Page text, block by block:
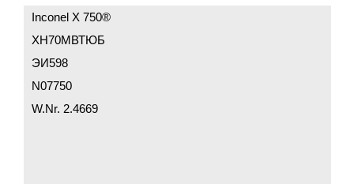
Inconel X 750®
ХН70МВТЮБ
ЭИ598
N07750
W.Nr. 2.4669